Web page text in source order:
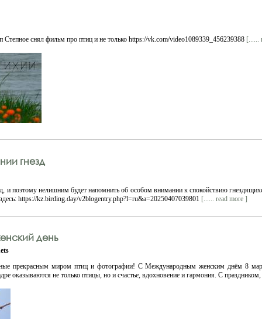
снял фильм про птиц и не только https://vk.com/video1089339_456239388 [......
гнезд
и поэтому нелишним будет напомнить об особом внимании к спокойствию
https://kz.birding.day/v2blogentry.php?l=ru&a=20250407039801 [...... read more ]
день
прекрасным миром птиц и фотографии! С Международным женским днём 8
оказываются не только птицы, но и счастье, вдохновение и гармония. С